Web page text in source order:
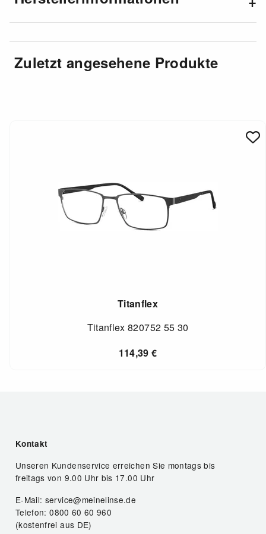
Zuletzt angesehene Produkte
Titanflex
Titanflex 820752 55 30
114,39€
Kontakt
Unseren Kundenservice erreichen Sie montags bis
freitags von 9.00 Uhr bis 17.00 Uhr
E-Mail: service@meinelinse.de
Telefon: 0800 60 60 960
(kostenfrei aus DE)